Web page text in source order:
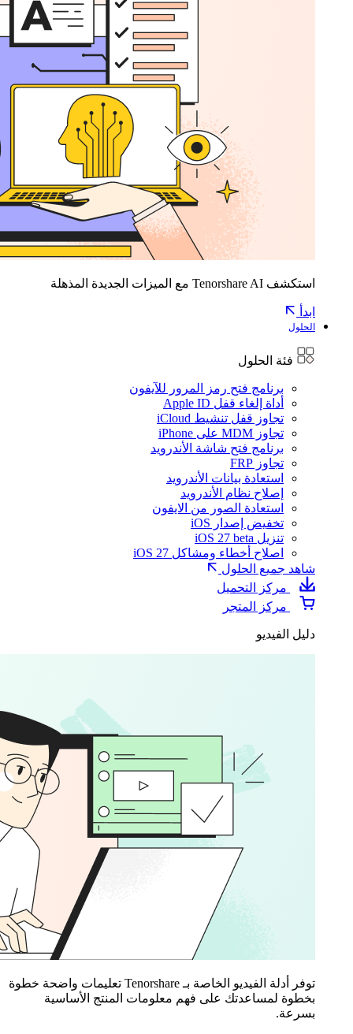
استكشف Tenorshare AI مع الميزات الجديدة المذهلة
ابدأ
الحلول
فئة الحلول
برنامج فتح رمز المرور للآيفون
أداة إلغاء قفل Apple ID
تجاوز قفل تنشيط iCloud
تجاوز MDM على iPhone
برنامج فتح شاشة الأندرويد
تجاوز FRP
استعادة بيانات الأندرويد
إصلاح نظام الأندرويد
استعادة الصور من الايفون
تخفيض إصدار iOS
تنزيل iOS 27 beta
اصلاح أخطاء ومشاكل iOS 27
شاهد جميع الحلول
مركز التحميل
مركز المتجر
دليل الفيديو
توفر أدلة الفيديو الخاصة بـ Tenorshare تعليمات واضحة خطوة
بخطوة لمساعدتك على فهم معلومات المنتج الأساسية
بسرعة.